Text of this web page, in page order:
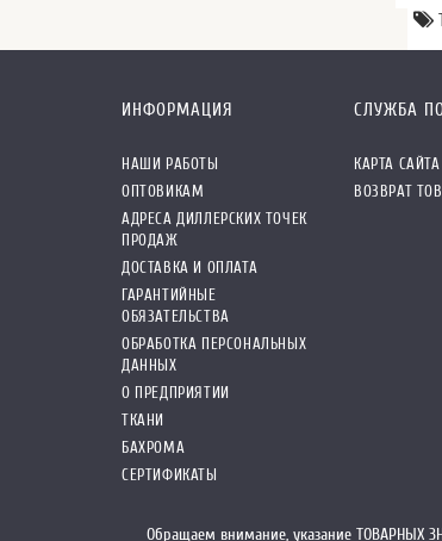
ИНФОРМАЦИЯ
НАШИ РАБОТЫ
ОПТОВИКАМ
АДРЕСА ДИЛЛЕРСКИХ ТОЧЕК
ПРОДАЖ
ДОСТАВКА И ОПЛАТА
ГАРАНТИЙНЫЕ
ОБЯЗАТЕЛЬСТВА
ОБРАБОТКА ПЕРСОНАЛЬНЫХ
ДАННЫХ
О ПРЕДПРИЯТИИ
ТКАНИ
БАХРОМА
СЕРТИФИКАТЫ
СЛУЖБА
КАРТА САЙТА
ВОЗВРАТ
Обращаем внимание, указание ТОВАРНЫХ